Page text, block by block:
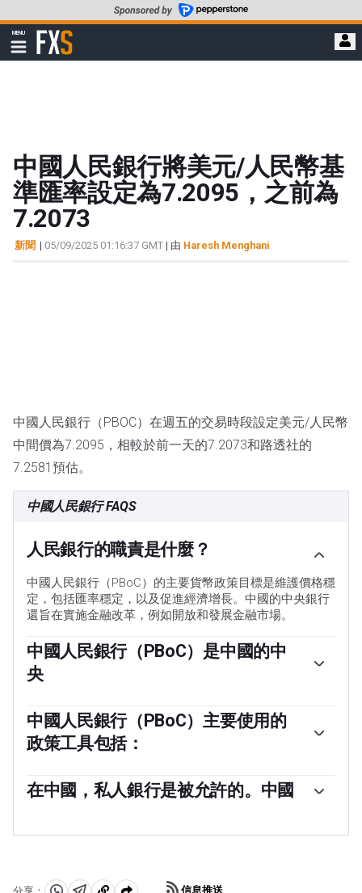
至
要
MENU
顯
示
FXStreet
中國人民銀行將美元/人民幣基
準匯率設定為7.2095，之前為
7.2073
新聞 | 05/09/2025 01:16:37 GMT | 由 Haresh Menghani
中國人民銀行（PBOC）在週五的交易時段設定美元/人民幣
中間價為7.2095，相較於前一天的7.2073和路透社的
7.2581預估。
中國人民銀行 FAQS
人民銀行的職責是什麼？
中國人民銀行（PBoC）的主要貨幣政策目標是維護價格穩
定，包括匯率穩定，以及促進經濟增長。中國的中央銀行
還旨在實施金融改革，例如開放和發展金融市場。
中國人民銀行（PBoC）是中國的中
央
有，因此不被視為一個自主機構。由國務院主席提名的中
國共產黨（CCP）委員會書記對中國人民銀行的管理和方
向有著關鍵影響，而不是行長。然而，潘功勝先生目前同
中國人民銀行（PBoC）主要使用的
政策工具包括：
工具來實現其目標。主要工具包括七天逆回購利率
（RRR）、中期借貸便利（MLF）、外匯干預和存款準備
基準利率。LPR的變動直接影響市場上貸款和抵押貸款所
在中國，私人銀行是被允許的。中國
一小部分。根據《海峽時報》，最大的私營銀行是數字貸
的國內貸款機構在國家主導的金融領域運營。
信息推送